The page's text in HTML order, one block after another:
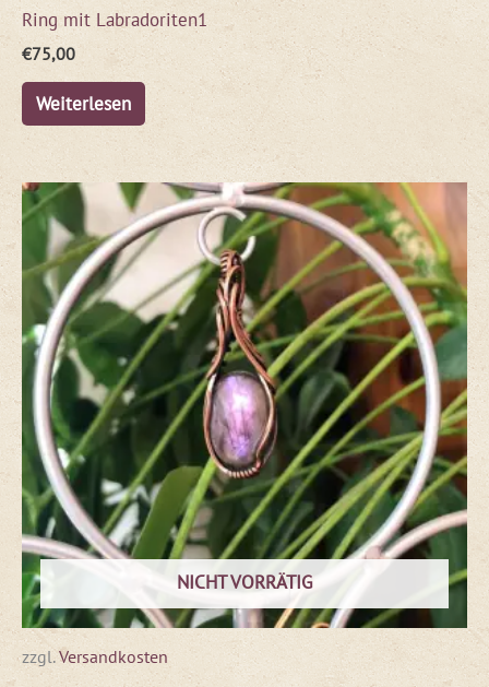
Ring mit Labradoriten1
€75,00
Weiterlesen
NICHT VORRÄTIG
zzgl.Versandkosten